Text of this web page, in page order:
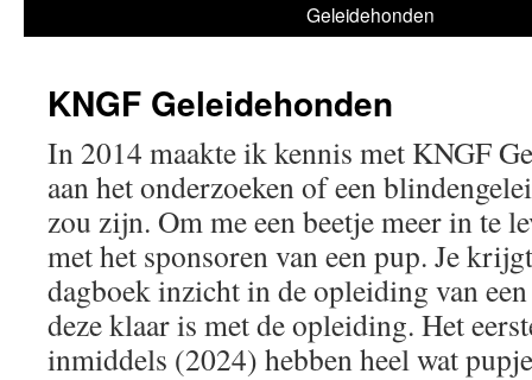
Geleidehonden
KNGF Geleidehonden
In 2014 maakte ik kennis met KNGF
aan het onderzoeken of een
zou zijn. Om me een beetje meer in te
met het sponsoren van een pup. Je
dagboek inzicht in de opleiding van
deze klaar is met de opleiding. Het
inmiddels (2024) hebben heel wat